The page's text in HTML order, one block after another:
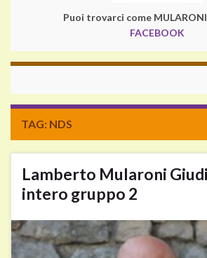
Puoi trovarci come
FACEBOOK
TAG: NDS
Lamberto Mularoni
intero gruppo 2